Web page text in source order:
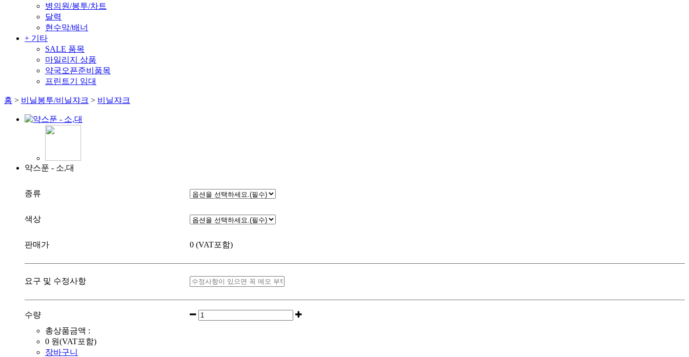
병의원/봉투/차트
달력
현수막/배너
+ 기타
SALE 품목
마일리지 상품
약국오픈준비품목
프린트기 임대
홈 > 비닐봉투/비닐쟈크 > 비닐쟈크
약스푼 - 소,대
종류
색상
판매가 0 (VAT포함)
요구 및 수정사항
수량
총상품금액 :
0 원(VAT포함)
장바구니